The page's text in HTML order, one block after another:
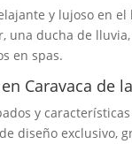
y lujoso en
una ducha de
en spas.
Caravaca de
y
diseño